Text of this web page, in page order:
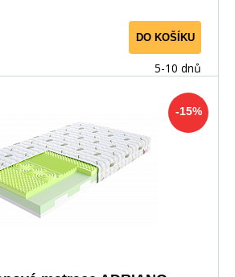
DO KOŠÍKU
5-10 dnů
-15%